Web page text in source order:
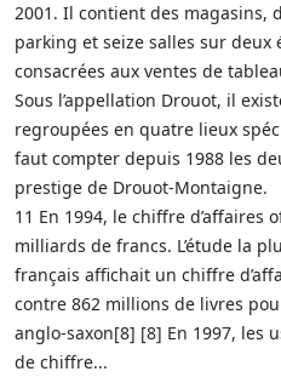
2001. Il contient des magasins,
parking et seize salles sur deux
consacrées aux ventes de
Sous l’appellation Drouot, il
regroupées en quatre lieux
faut compter depuis 1988 les
prestige de Drouot-Montaigne.
11 En 1994, le chiffre d’affaires
milliards de francs. L’étude la
français affichait un chiffre
contre 862 millions de livres
anglo-saxon[8] [8] En 1997, les
de chiffre...